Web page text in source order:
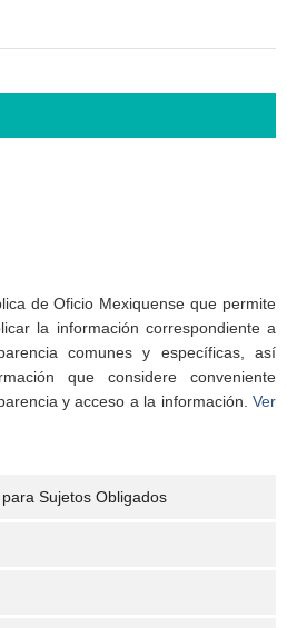
de Oficio Mexiquense que permite
la información correspondiente a
comunes y específicas, así
que considere conveniente
y acceso a la información. Ver
Sujetos Obligados